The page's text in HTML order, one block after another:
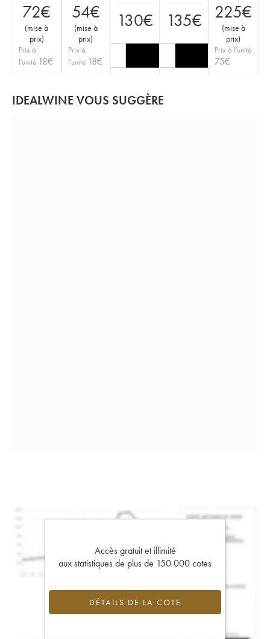
72€
(mise à
prix)
Prix à
l'unité 18€
54€
(mise à
prix)
Prix à
l'unité 18€
130€ 135€ 225€
(mise à
prix)
Prix à l'unité
75€
IDEALWINE VOUS SUGGÈRE
Accès gratuit et illimité
aux statistiques de plus de 150 000 cotes
DÉTAILS DE LA COTE